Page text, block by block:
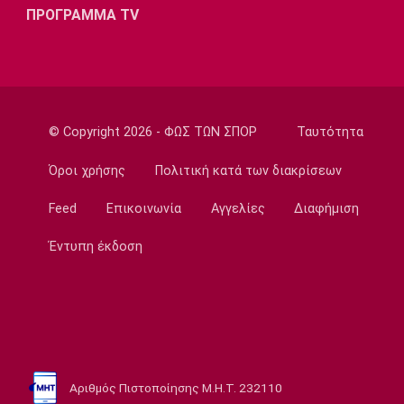
14:05
Εθνικές Μπάσκετ
προετοιμασμένες»
Ηλιόπουλος σε Πήλιο: «Υπήρχαν άνθρωποι
EuroLeague
ΠΡΟΓΡΑΜΜΑ TV
© Copyright 2026 - ΦΩΣ ΤΩΝ ΣΠΟΡ Ταυτότητα
Όροι χρήσης Πολιτική κατά των διακρίσεων
Feed Επικοινωνία Αγγελίες Διαφήμιση
Έντυπη έκδοση
Αριθμός Πιστοποίησης Μ.Η.Τ. 232110